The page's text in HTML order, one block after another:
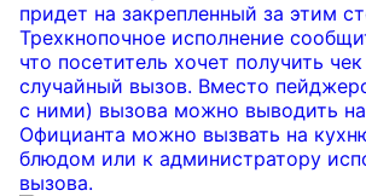
придет на закрепленный за этим
Трехкнопочное исполнение
что посетитель хочет получить
случайный вызов. Вместо
с ними) вызова можно выводить
Официанта можно вызвать на
блюдом или к администратору
вызова.